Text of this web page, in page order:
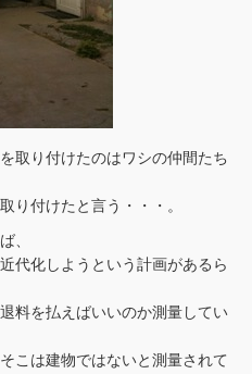
取り付けたのはワシの仲間たち
り付けたと言う・・・。
、
代化しようという計画があるら
料を払えばいいのか測量してい
こは建物ではないと測量されて